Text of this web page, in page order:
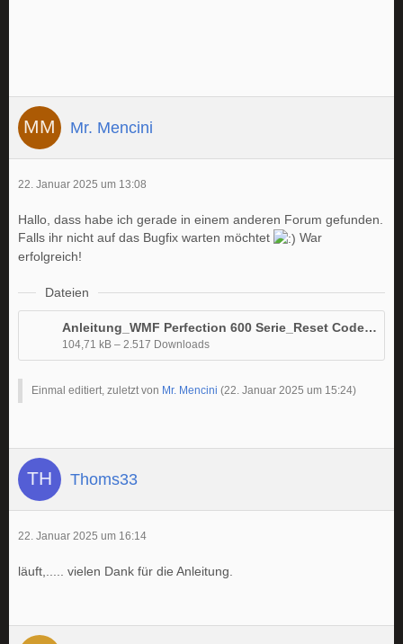
Mr. Mencini
22. Januar 2025 um 13:08
Hallo, dass habe ich gerade in einem anderen Forum gefunden.
Falls ihr nicht auf das Bugfix warten möchtet
War
erfolgreich!
Dateien
Anleitung_WMF Perfection 600 Serie_Reset Code_DE.pdf
104,71 kB – 2.517 Downloads
Einmal editiert, zuletzt von Mr. Mencini (22. Januar 2025 um 15:24)
Thoms33
22. Januar 2025 um 16:14
läuft,..... vielen Dank für die Anleitung.